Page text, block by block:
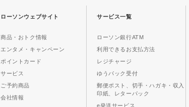
ローソンウェブサイト
商品・おトク情報
エンタメ・キャンペーン
ポイントカード
サービス
ご予約商品
会社情報
サービス一覧
ローソン銀行ATM
利用できるお支払方法
レジチャージ
ゆうパック受付
郵便ポスト、切手・ハガキ・収入
印紙、レターパック
e発送サービス